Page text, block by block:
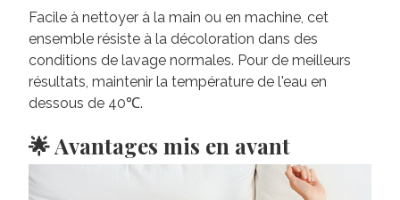
Facile à nettoyer à la main ou en machine, cet
ensemble résiste à la décoloration dans des
conditions de lavage normales. Pour de meilleurs
résultats, maintenir la température de l'eau en
dessous de 40℃.
🌟 Avantages mis en avant